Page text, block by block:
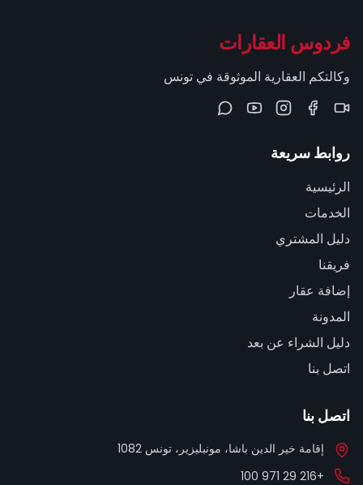
فردوس العقارات
وكالتكم العقارية الموثوقة في تونس
روابط سريعة
الرئيسية
الخدمات
دليل المشتري
فريقنا
إضافة عقار
المدونة
دليل الشراء عن بعد
اتصل بنا
اتصل بنا
إقامة خير الدين باشا، مونبليزير، تونس 1082
+216 29 971 100